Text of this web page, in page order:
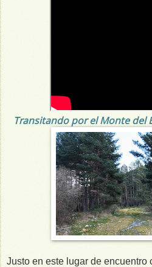
Transitando por el Monte del
Justo en este lugar de encuentro